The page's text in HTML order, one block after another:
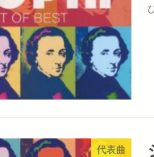
代表曲